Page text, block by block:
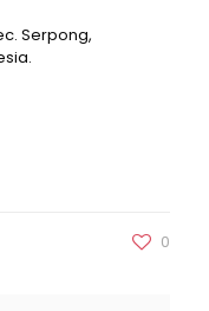
Serpong,
0